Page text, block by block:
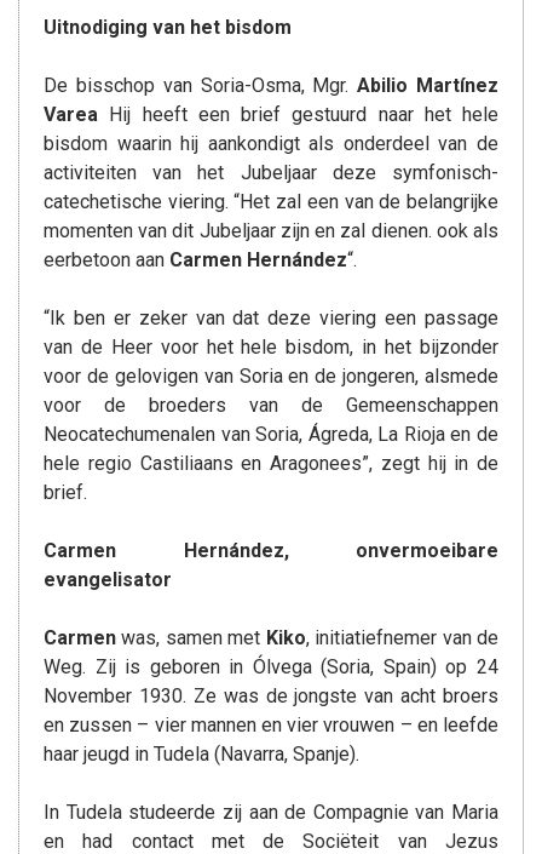
Uitnodiging van het bisdom
De bisschop van Soria-Osma, Mgr. Abilio Martínez
Varea Hij heeft een brief gestuurd naar het hele
bisdom waarin hij aankondigt als onderdeel van de
activiteiten van het Jubeljaar deze symfonisch-
catechetische viering. “Het zal een van de belangrijke
momenten van dit Jubeljaar zijn en zal dienen. ook als
eerbetoon aan Carmen Hernández“.
“Ik ben er zeker van dat deze viering een passage
van de Heer voor het hele bisdom, in het bijzonder
voor de gelovigen van Soria en de jongeren, alsmede
voor de broeders van de Gemeenschappen
Neocatechumenalen van Soria, Ágreda, La Rioja en de
hele regio Castiliaans en Aragonees”, zegt hij in de
brief.
Carmen Hernández, onvermoeibare
evangelisator
Carmen was, samen met Kiko, initiatiefnemer van de
Weg. Zij is geboren in Ólvega (Soria, Spain) op 24
November 1930. Ze was de jongste van acht broers
en zussen – vier mannen en vier vrouwen – en leefde
haar jeugd in Tudela (Navarra, Spanje).
In Tudela studeerde zij aan de Compagnie van Maria
en had contact met de Sociëteit van Jezus